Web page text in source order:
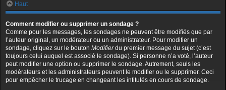
Haut
Comment modifier ou supprimer un sondage ?
Comme pour les messages, les sondages ne peuvent être modifiés que par
l’auteur original, un modérateur ou un administrateur. Pour modifier un
sondage, cliquez sur le bouton Modifierdu premier message du sujet (c’est
toujours celui auquel est associé le sondage). Si personne n’a voté, l’auteur
peut modifier une option ou supprimer le sondage. Autrement, seuls les
modérateurs et les administrateurs peuvent le modifier ou le supprimer. Ceci
pour empêcher le trucage en changeant les intitulés en cours de sondage.